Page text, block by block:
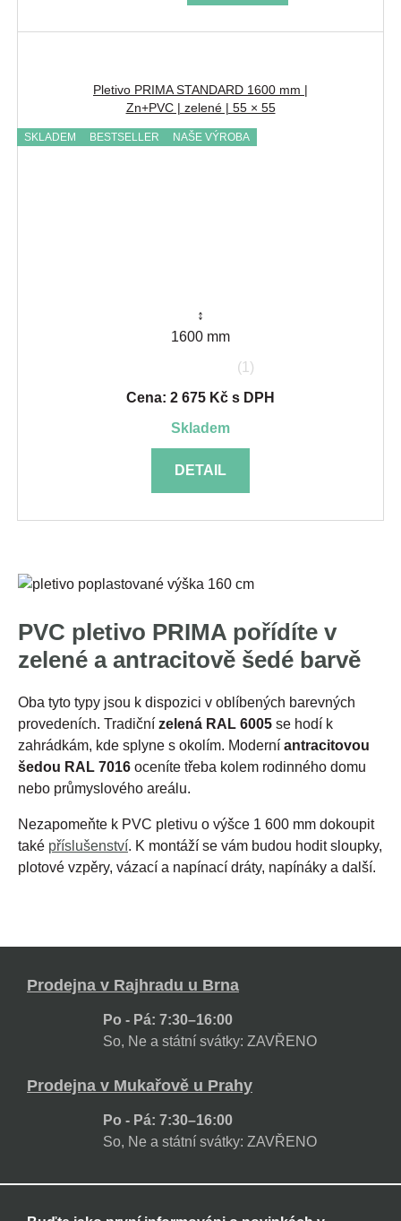
Pletivo PRIMA STANDARD 1600 mm |
Zn+PVC | zelené | 55 × 55
SKLADEM BESTSELLER NAŠE VÝROBA
↕
1600 mm
(1)
Cena: 2 675 Kč s DPH
skladem
DETAIL
PVC pletivo PRIMA pořídíte v
zelené a antracitově šedé barvě
Oba tyto typy jsou k dispozici v oblíbených barevných
provedeních. Tradiční zelená RAL 6005 se hodí k
zahrádkám, kde splyne s okolím. Moderní antracitovou
šedou RAL 7016 oceníte třeba kolem rodinného domu
nebo průmyslového areálu.
Nezapomeňte k PVC pletivu o výšce 1 600 mm dokoupit
také příslušenství. K montáží se vám budou hodit sloupky,
plotové vzpěry, vázací a napínací dráty, napínáky a další.
Prodejna v Rajhradu u Brna
Po - Pá: 7:30–16:00
So, Ne a státní svátky: ZAVŘENO
Prodejna v Mukařově u Prahy
Po - Pá: 7:30–16:00
So, Ne a státní svátky: ZAVŘENO